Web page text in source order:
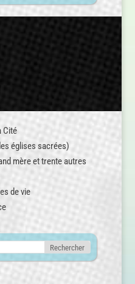
Cité
églises sacrées)
mère et trente autres
de vie